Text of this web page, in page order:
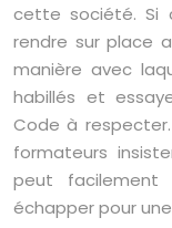
cette société. Si
rendre sur place
manière avec
habillés et
Code à respecter.
formateurs
peut
échapper pour